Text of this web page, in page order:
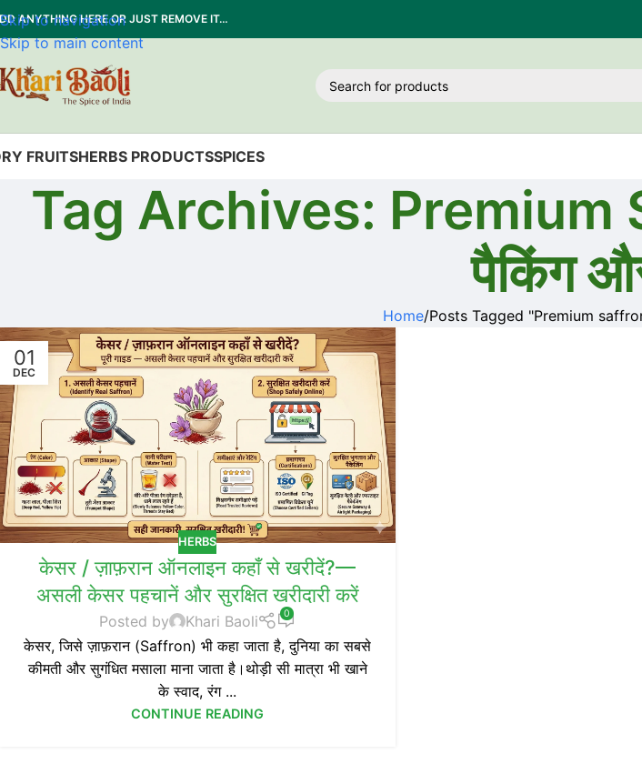
Skip to navigation
Skip to main content
ANYTHING HERE OR JUST REMOVE IT…
FRUITSHERBS PRODUCTSSPICES
Tag Archives:
पैकिंग
Home Posts Tagged "Premium
01
DEC
HERBS
केसर / ज़ाफ़रान ऑनलाइन कहाँ से खरीदें?—
असली केसर पहचानें और सुरक्षित खरीदारी करें
Posted by Khari Baoli 0
केसर, जिसे ज़ाफ़रान (Saffron) भी कहा जाता है, दुनिया का सबसे
कीमती और सुगंधित मसाला माना जाता है।थोड़ी सी मात्रा भी खाने
के स्वाद, रंग ...
CONTINUE READING